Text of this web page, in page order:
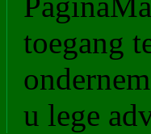
toegang
u lege